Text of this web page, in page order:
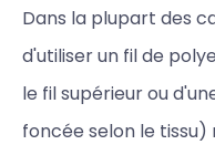
Dans la plupart des
d'utiliser un fil de
le fil supérieur ou
foncée selon le tissu)